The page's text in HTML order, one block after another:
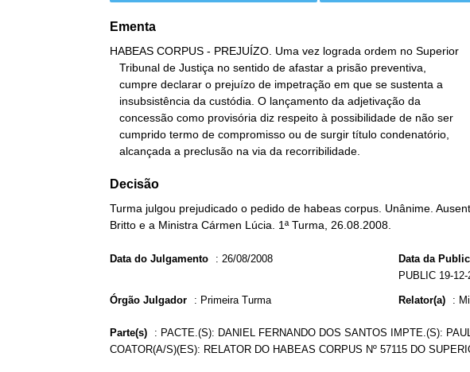
Ementa
HABEAS CORPUS - PREJUÍZO. Uma vez lograda ordem no Superior
   alcançada a preclusão na via da recorribilidade.
Decisão
Turma julgou prejudicado o pedido de habeas corpus. Unânime.
Britto e a Ministra Cármen Lúcia. 1ª Turma, 26.08.2008.
Data do Julgamento : 26/08/2008 Data da
PUBLIC 19-
Órgão Julgador : Primeira Turma Relator(a) :
Parte(s) : PACTE.(S): DANIEL FERNANDO DOS SANTOS IMPTE.(S):
COATOR(A/S)(ES): RELATOR DO HABEAS CORPUS Nº 57115 DO